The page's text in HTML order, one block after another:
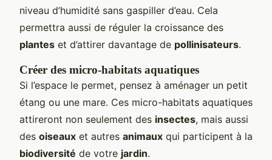
niveau d’humidité sans gaspiller d’eau. Cela
permettra aussi de réguler la croissance des
plantes et d’attirer davantage de pollinisateurs.
Créer des micro-habitats aquatiques
Si l’espace le permet, pensez à aménager un petit
étang ou une mare. Ces micro-habitats aquatiques
attireront non seulement des insectes, mais aussi
des oiseaux et autres animaux qui participent à la
biodiversité de votre jardin.